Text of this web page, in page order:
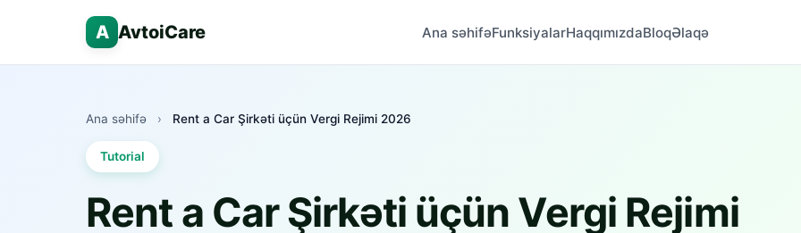
A AvtoiCare Ana səhifəFunksiyalarHaqqımızdaBloqƏlaqə
Ana səhifə › Rent a Car Şirkəti üçün Vergi Rejimi 2026
Tutorial
Rent a Car Şirkəti üçün Vergi Rejimi